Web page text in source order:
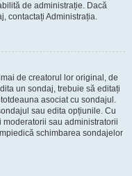
de administrație. Dacă
contactați Administrația.
de creatorul lor original, de
un sondaj, trebuie să editați
asociat cu sondajul.
sau edita opțiunile. Cu
moderatorii sau administratorii
schimbarea sondajelor